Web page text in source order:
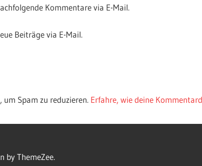
Kommentare via E-Mail.
Beiträge via E-Mail.
um Spam zu reduzieren. Erfahre, wie deine
by ThemeZee.